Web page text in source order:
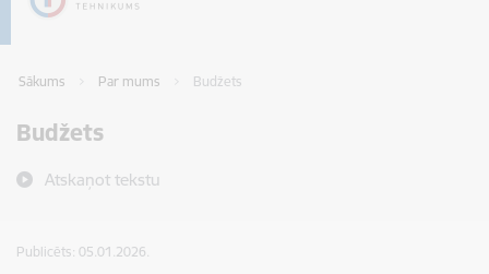
Sākums Par mums Budžets
Budžets
Atskaņot tekstu
Publicēts: 05.01.2026.